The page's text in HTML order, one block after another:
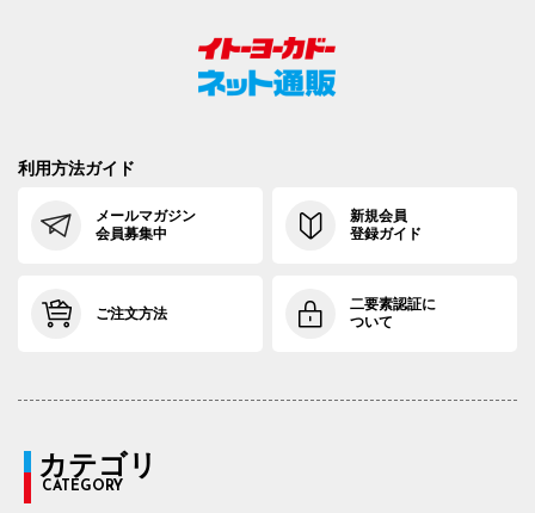
利用方法ガイド
メールマガジン
会員募集中
新規会員
登録ガイド
ご注文方法
二要素認証に
ついて
カテゴリ
CATEGORY